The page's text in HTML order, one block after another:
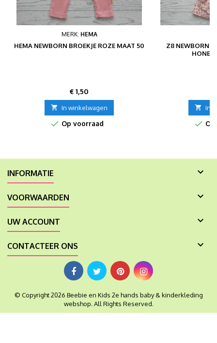
MERK: HEMA
HEMA NEWBORN BROEKJE ROZE MAAT 50
Prijs
€ 1,50
 In winkelwagen
 Op voorraad
Z8 NEWBORN
 In

INFORMATIE 
VOORWAARDEN 
UW ACCOUNT 
CONTACTEER ONS 
© Copyright 2026 Beebie en Kids 2e hands baby & kinderkleding
webshop. All Rights Reserved.